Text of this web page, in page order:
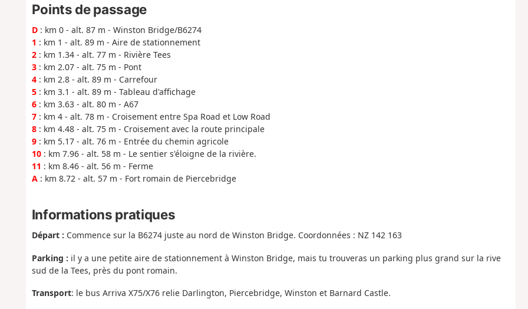
Points de passage
D: km 0 - alt. 87 m - Winston Bridge/B6274
1 : km 1 - alt. 89 m - Aire de stationnement
2: km 1.34 - alt. 77 m - Rivière Tees
3: km 2.07 - alt. 75 m - Pont
4: km 2.8 - alt. 89 m - Carrefour
5: km 3.1 - alt. 89 m - Tableau d'affichage
6: km 3.63 - alt. 80 m - A67
7: km 4 - alt. 78 m - Croisement entre Spa Road et Low Road
8: km 4.48 - alt. 75 m - Croisement avec la route principale
9: km 5.17 - alt. 76 m - Entrée du chemin agricole
10: km 7.96 - alt. 58 m - Le sentier s'éloigne de la rivière.
11 : km 8.46 - alt. 56 m - Ferme
A: km 8.72 - alt. 57 m - Fort romain de Piercebridge
Informations pratiques
Départ : Commence sur la B6274 juste au nord de Winston Bridge. Coordonnées : NZ 142 163
Parking : il y a une petite aire de stationnement à Winston Bridge, mais tu trouveras un parking plus grand sur la rive
sud de la Tees, près du pont romain.
Transport: le bus Arriva X75/X76 relie Darlington, Piercebridge, Winston et Barnard Castle.